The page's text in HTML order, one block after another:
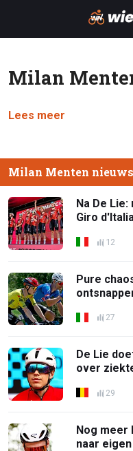
Milan
Lees meer
Milan Menten nieuws
Na De
Giro
12
Pure
27
De Lie
over
29
Nog meer
naar